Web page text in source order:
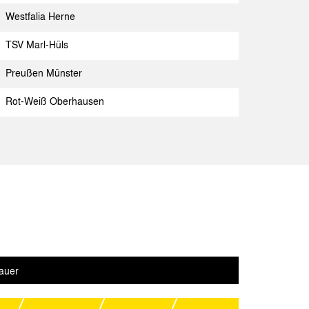
96
Spielbericht
Westfalia Herne
TSV Marl-Hüls
Preußen Münster
Rot-Weiß Oberhausen